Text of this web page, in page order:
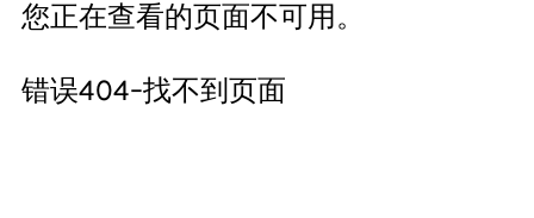
您正在查看的页面不可用。
错误404-找不到页面